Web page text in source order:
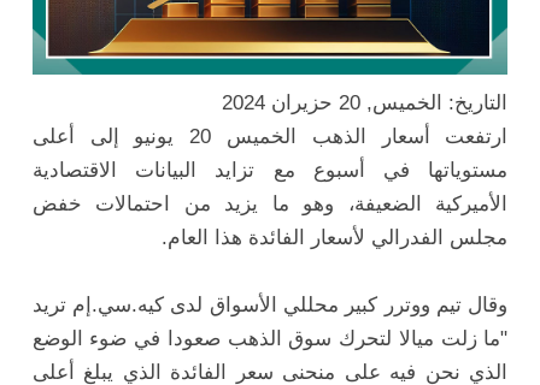
التاريخ: الخميس, 20 حزيران 2024
ارتفعت أسعار الذهب الخميس 20 يونيو إلى أعلى
مستوياتها في أسبوع مع تزايد البيانات الاقتصادية
الأميركية الضعيفة، وهو ما يزيد من احتمالات خفض
مجلس الفدرالي لأسعار الفائدة هذا العام.
وقال تيم ووترر كبير محللي الأسواق لدى كيه.سي.إم تريد
"ما زلت ميالا لتحرك سوق الذهب صعودا في ضوء الوضع
الذي نحن فيه على منحنى سعر الفائدة الذي يبلغ أعلى